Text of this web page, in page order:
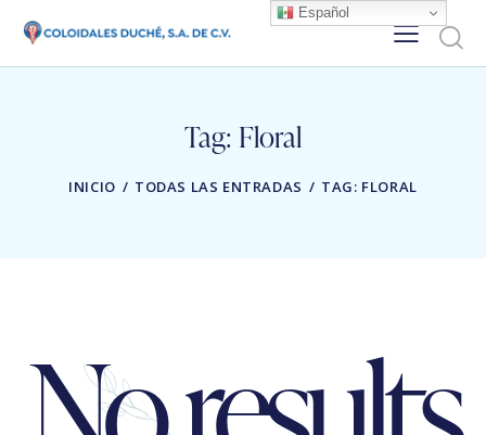
Tag: Floral
INICIO TODAS LAS ENTRADAS TAG: FLORAL
Español